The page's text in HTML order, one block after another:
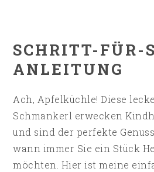
SCHRITT-FÜR-
ANLEITUNG
Ach, Apfelküchle! Diese
Schmankerl erwecken
und sind der perfekte
wann immer Sie ein Stück
möchten. Hier ist meine